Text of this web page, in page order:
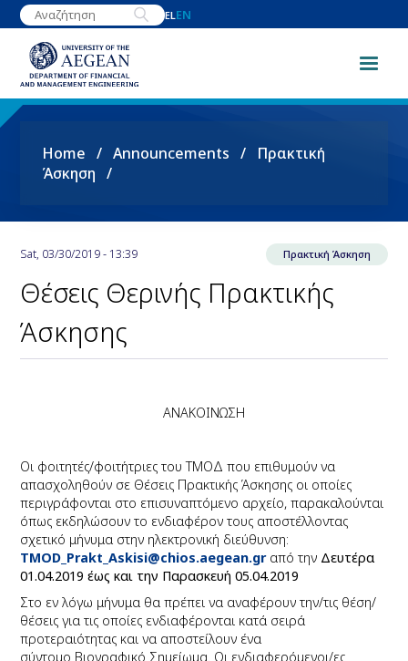
Skip
to
content
ELEN
Breadcrumb
Home Announcements
Πρακτική
Άσκηση
Sat, 03/30/2019 - 13:39 Πρακτική Άσκηση
Θέσεις Θερινής Πρακτικής
Άσκησης
ΑΝΑΚΟΙΝΩΣΗ
Οι φοιτητές/φοιτήτριες του ΤΜΟΔ που επιθυμούν να
απασχοληθούν σε Θέσεις Πρακτικής Άσκησης οι οποίες
περιγράφονται στο επισυναπτόμενο αρχείο, παρακαλούνται
όπως εκδηλώσουν το ενδιαφέρον τους αποστέλλοντας
σχετικό μήνυμα στην ηλεκτρονική διεύθυνση:
TMOD_Prakt_Askisi@chios.aegean.grαπό την Δευτέρα
01.04.2019 έως και την Παρασκευή 05.04.2019
Στο εν λόγω μήνυμα θα πρέπει να αναφέρουν την/τις θέση/
θέσεις για τις οποίες ενδιαφέρονται κατά σειρά
προτεραιότητας και να αποστείλουν ένα
σύντομο Βιογραφικό Σημείωμα. Οι ενδιαφερόμενοι/ες